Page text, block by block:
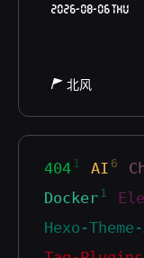
2026-08-06 THU
北风
404 1 AI 6
Docker 1
Hexo-